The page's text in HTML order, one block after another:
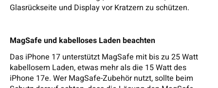
Glasrückseite und Display vor Kratzern zu schützen.
MagSafe und kabelloses Laden beachten
Das iPhone 17 unterstützt MagSafe mit bis zu 25 Watt
kabellosem Laden, etwas mehr als die 15 Watt des
iPhone 17e. Wer MagSafe-Zubehör nutzt, sollte beim